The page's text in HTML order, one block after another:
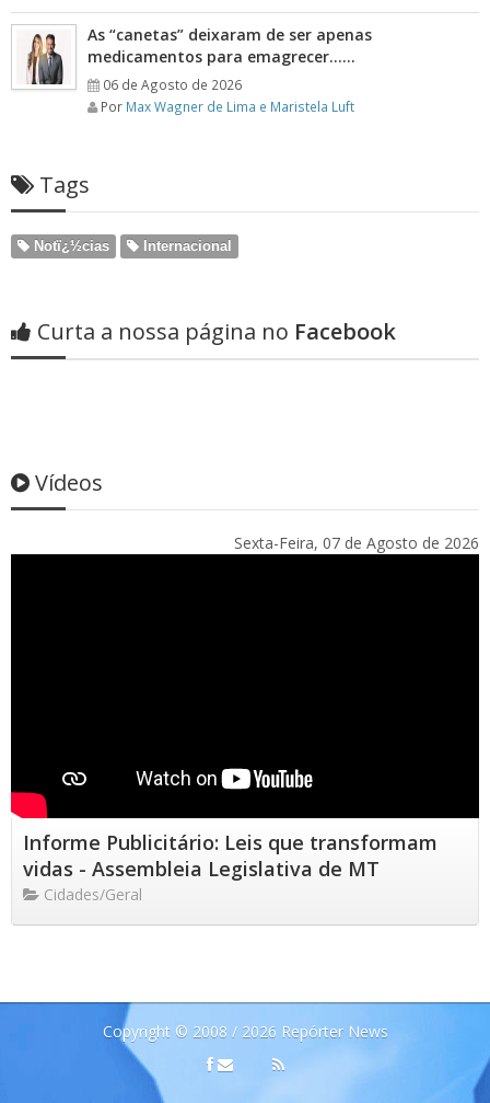
As “canetas” deixaram de ser apenas
medicamentos para emagrecer……
06 de Agosto de 2026
Por Max Wagner de Lima e Maristela Luft
Tags
Notï¿½cias Internacional
Curta a nossa página no Facebook
Vídeos
Sexta-Feira, 07 de Agosto de 2026
Informe Publicitário: Leis que transformam
vidas - Assembleia Legislativa de MT
Cidades/Geral
Copyright © 2008 / 2026 Repórter News